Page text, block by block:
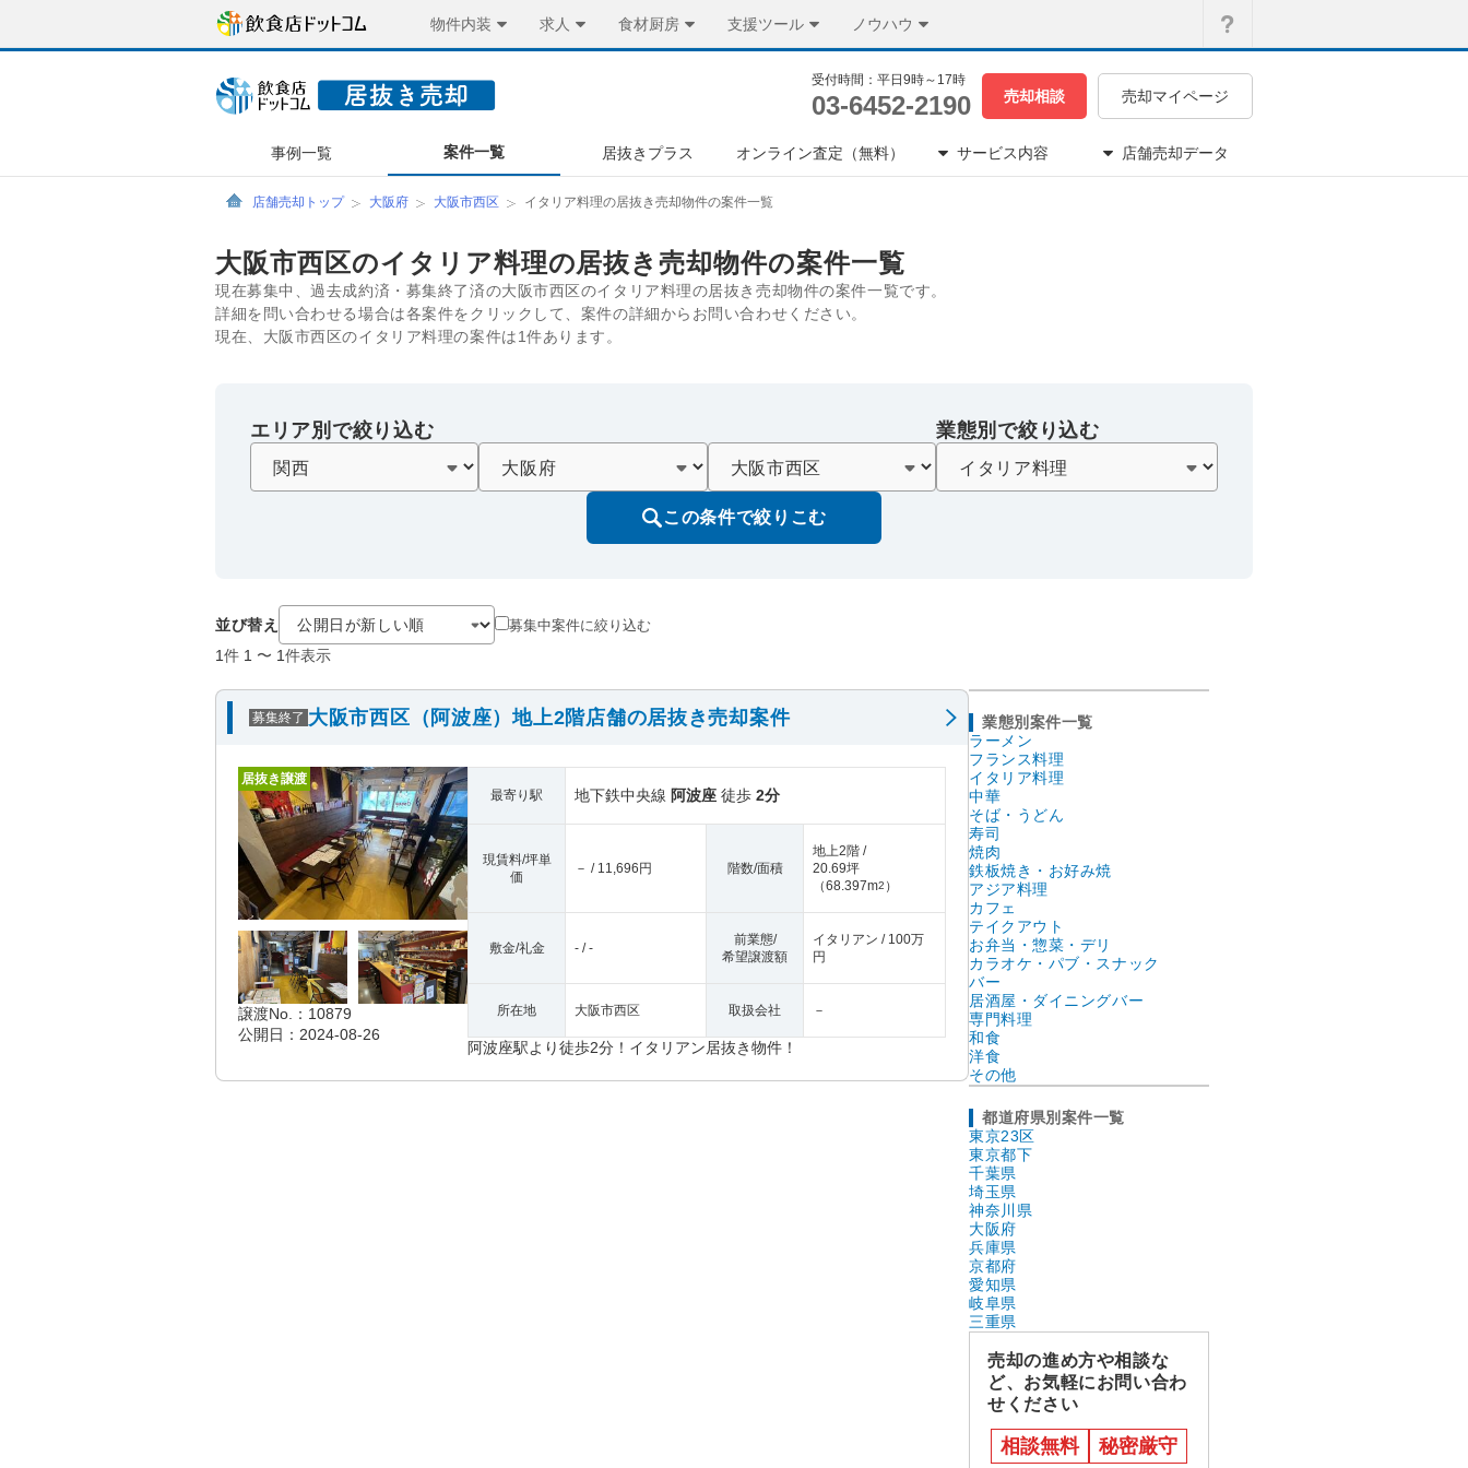
物件内装 求人 食材厨房 支援ツール ノウハウ
受付時間：平日9時～17時
03-6452-2190 売却相談 売却マイページ
事例一覧 案件一覧 居抜きプラス オンライン査定（無料） サービス内容 店舗売却データ
店舗売却トップ 大阪府 大阪市西区 イタリア料理の居抜き売却物件の案件一覧
大阪市西区のイタリア料理の居抜き売却物件の案件一覧
現在募集中、過去成約済・募集終了済の大阪市西区のイタリア料理の居抜き売却物件の案件一覧です。
詳細を問い合わせる場合は各案件をクリックして、案件の詳細からお問い合わせください。
現在、大阪市西区のイタリア料理の案件は1件あります。
エリア別で絞り込む 業態別で絞り込む
この条件で絞りこむ
並び替え 募集中案件に絞り込む
1件 1 〜 1件表示
募集終了 大阪市西区（阿波座）地上2階店舗の居抜き売却案件
居抜き譲渡
譲渡No.：10879
公開日：2024-08-26
最寄り駅 地下鉄中央線 阿波座 徒歩 2分
現賃料/坪単
価
－ / 11,696円 階数/面積
地上2階 /
20.69坪
（68.397m2 ）
敷金/礼金 - / -
前業態/
希望譲渡額
イタリアン / 100万
円
所在地 大阪市西区 取扱会社 －
阿波座駅より徒歩2分！イタリアン居抜き物件！
業態別案件一覧
ラーメン
フランス料理
イタリア料理
中華
そば・うどん
寿司
焼肉
鉄板焼き・お好み焼
アジア料理
カフェ
テイクアウト
お弁当・惣菜・デリ
カラオケ・パブ・スナック
バー
居酒屋・ダイニングバー
専門料理
和食
洋食
その他
都道府県別案件一覧
東京23区
東京都下
千葉県
埼玉県
神奈川県
大阪府
兵庫県
京都府
愛知県
岐阜県
三重県
売却の進め方や相談な
ど、お気軽にお問い合わ
せください
相談無料 秘密厳守